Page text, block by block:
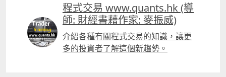
程式交易 www.quants.hk (導
師: 財經書藉作家: 麥振威)
介紹各種有關程式交易的知識，讓更
多的投資者了解這個新趨勢。